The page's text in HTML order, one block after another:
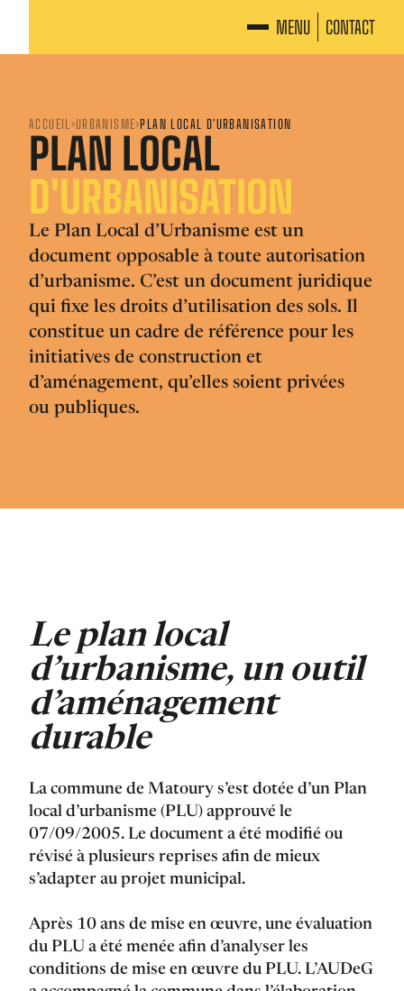
MENU CONTACT
ACCUEIL URBANISME PLAN LOCAL D'URBANISATION
PLAN LOCAL
D'URBANISATION
Le Plan Local d’Urbanisme est un
document opposable à toute autorisation
d’urbanisme. C’est un document juridique
qui fixe les droits d’utilisation des sols. Il
constitue un cadre de référence pour les
initiatives de construction et
d’aménagement, qu’elles soient privées
ou publiques.
Le plan local
d’urbanisme, un outil
d’aménagement
durable
La commune de Matoury s’est dotée d’un Plan
local d’urbanisme (PLU) approuvé le
07/09/2005. Le document a été modifié ou
révisé à plusieurs reprises afin de mieux
s’adapter au projet municipal.
Après 10 ans de mise en œuvre, une évaluation
du PLU a été menée afin d’analyser les
conditions de mise en œuvre du PLU. L’AUDeG